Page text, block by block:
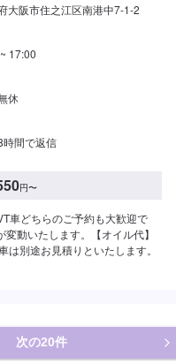
大阪市住之江区南港中7-1-2
17:00
休
時間で返信
円〜
車どちらのご予約も大歓迎で
動いたします。【オイル代】
別途お見積りといたします。
次の20件